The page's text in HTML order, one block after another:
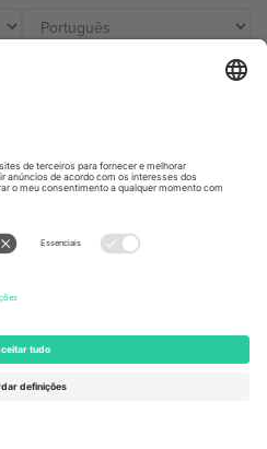
167 City Road, London, Greater